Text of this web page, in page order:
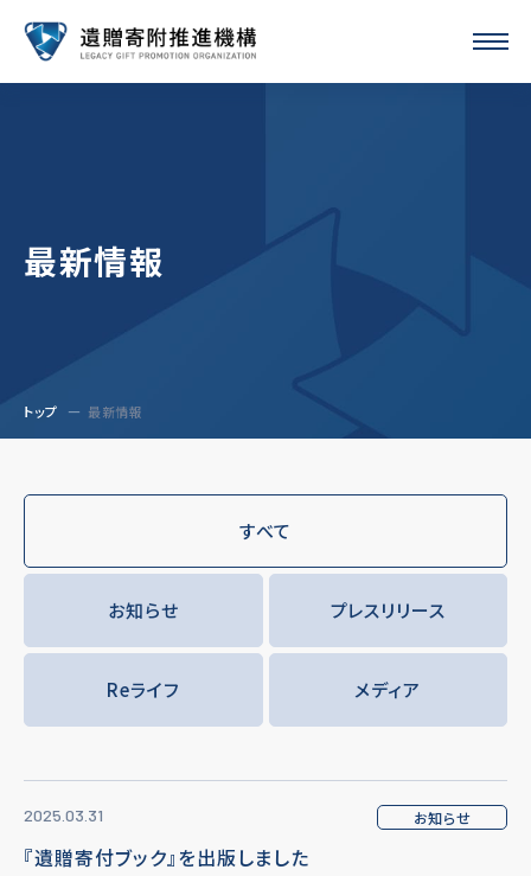
最新情報
トップ 最新情報
すべて
お知らせ プレスリリース
Reライフ メディア
2025.03.31 お知らせ
『遺贈寄付ブック』を出版しました